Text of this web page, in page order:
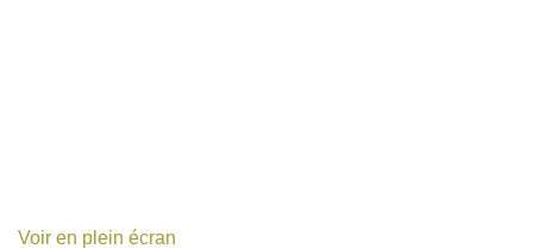
Voir en plein écran